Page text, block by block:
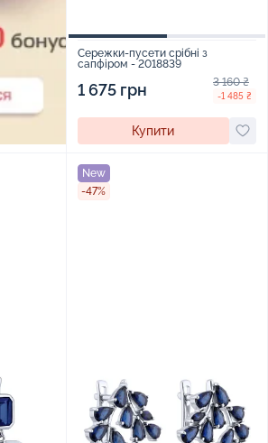
Сережки-пусети срібні з
сапфіром - 2018839
1 675 грн 3 160 ₴
-1 485 ₴
Купити
New
-47%